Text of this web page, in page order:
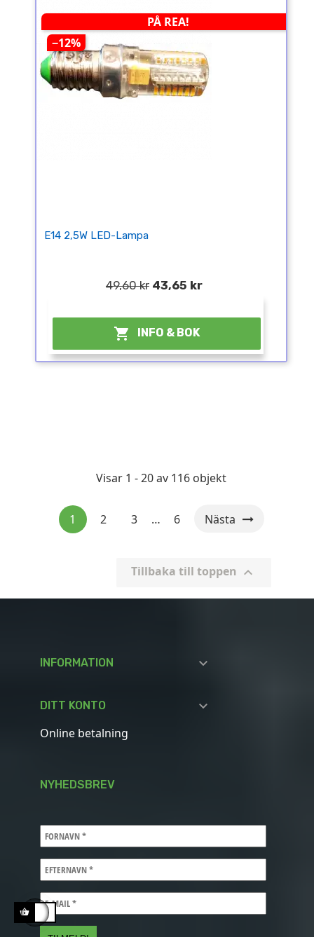
PÅ REA!
−12%
E14 2,5W LED-Lampa
49,60 kr 43,65 kr
 INFO & BOK
Visar 1 - 20 av 116 objekt
1 2 3 … 6 Nästa
Tillbaka till toppen 
INFORMATION 
DITT KONTO 
Online betalning
NYHEDSBREV